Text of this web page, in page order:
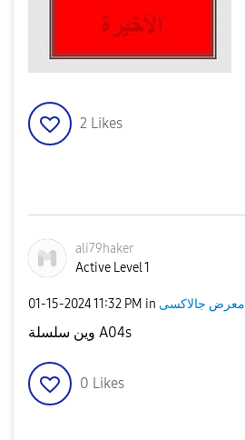
2 Likes
ali79haker
Active Level 1
‎01-15-202411:32 PM in معرض جالاكسى
وين سلسلة A04s
0 Likes